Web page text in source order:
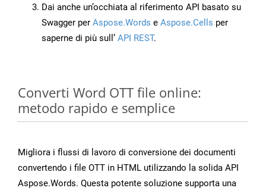
Dai anche un’occhiata al riferimento API basato su
Swagger per Aspose.Words e Aspose.Cells per
saperne di più sull’ API REST.
Converti Word OTT file online:
metodo rapido e semplice
Migliora i flussi di lavoro di conversione dei documenti
convertendo i file OTT in HTML utilizzando la solida API
Aspose.Words. Questa potente soluzione supporta una